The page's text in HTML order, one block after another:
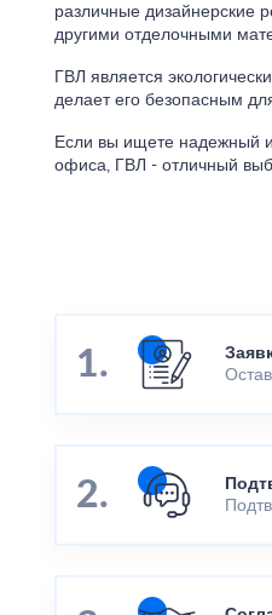
различные дизайнерские
другими отделочными
ГВЛ является
делает его безопасным
Если вы ищете надежный
офиса, ГВЛ - отличный